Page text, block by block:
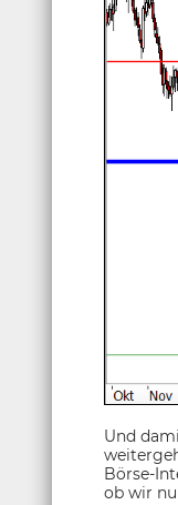
Und
Börse-
ob wir